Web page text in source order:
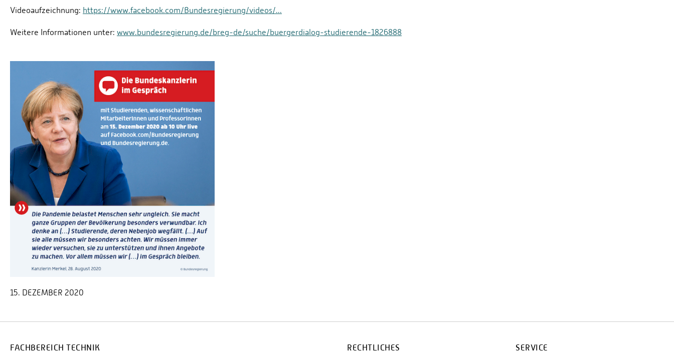
Videoaufzeichnung: https://www.facebook.com/Bundesregierung/videos/...
Weitere Informationen unter: www.bundesregierung.de/breg-de/suche/buergerdialog-studierende-1826888
15. DEZEMBER 2020
FACHBEREICH TECHNIK RECHTLICHES SERVICE